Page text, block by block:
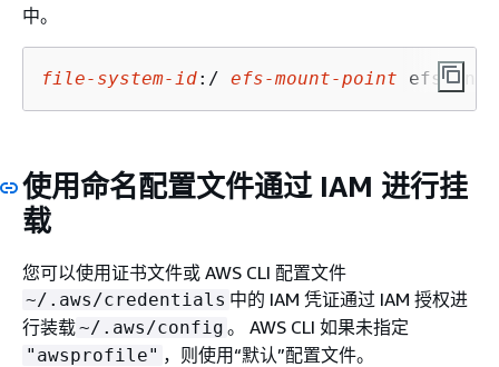
中。
file-system-id:/ efs-mount-point efs
使用命名配置文件通过 IAM 进行挂
载
您可以使用证书文件或 AWS CLI 配置文件
~/.aws/credentials 中的 IAM 凭证通过 IAM 授权进
行装载~/.aws/config 。 AWS CLI 如果未指定
"awsprofile" ，则使用“默认”配置文件。